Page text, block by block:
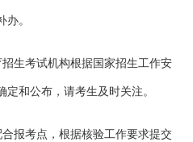
。
生考试机构根据国家招生工作安
和公布，请考生及时关注。
报考点，根据核验工作要求提交